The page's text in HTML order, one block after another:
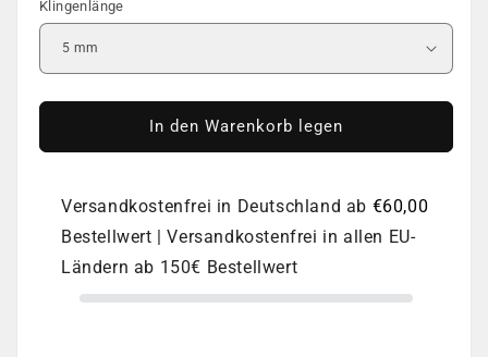
Menge
für
Nagelhautzange
Staleks
SMART
verkürzte
Griffe,
5
für
Staleks
SMART
NS-
verkürzte
Griffe,
5
Klingenlänge
In den Warenkorb legen
Versandkostenfrei in Deutschland ab €60,00
Bestellwert | Versandkostenfrei in allen EU-
Ländern ab 150€ Bestellwert